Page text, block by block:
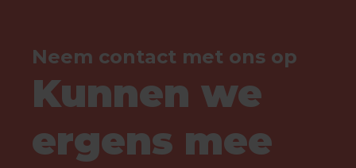
Neem contact met ons op
Kunnen we
ergens mee